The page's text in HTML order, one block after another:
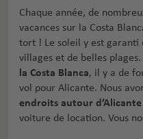
Chaque année, de
vacances sur la Costa
tort ! Le soleil y est garanti
villages et de belles plages.
la Costa Blanca, il y a de
vol pour Alicante. Nous
endroits autour d’Alicante
voiture de location. Vous